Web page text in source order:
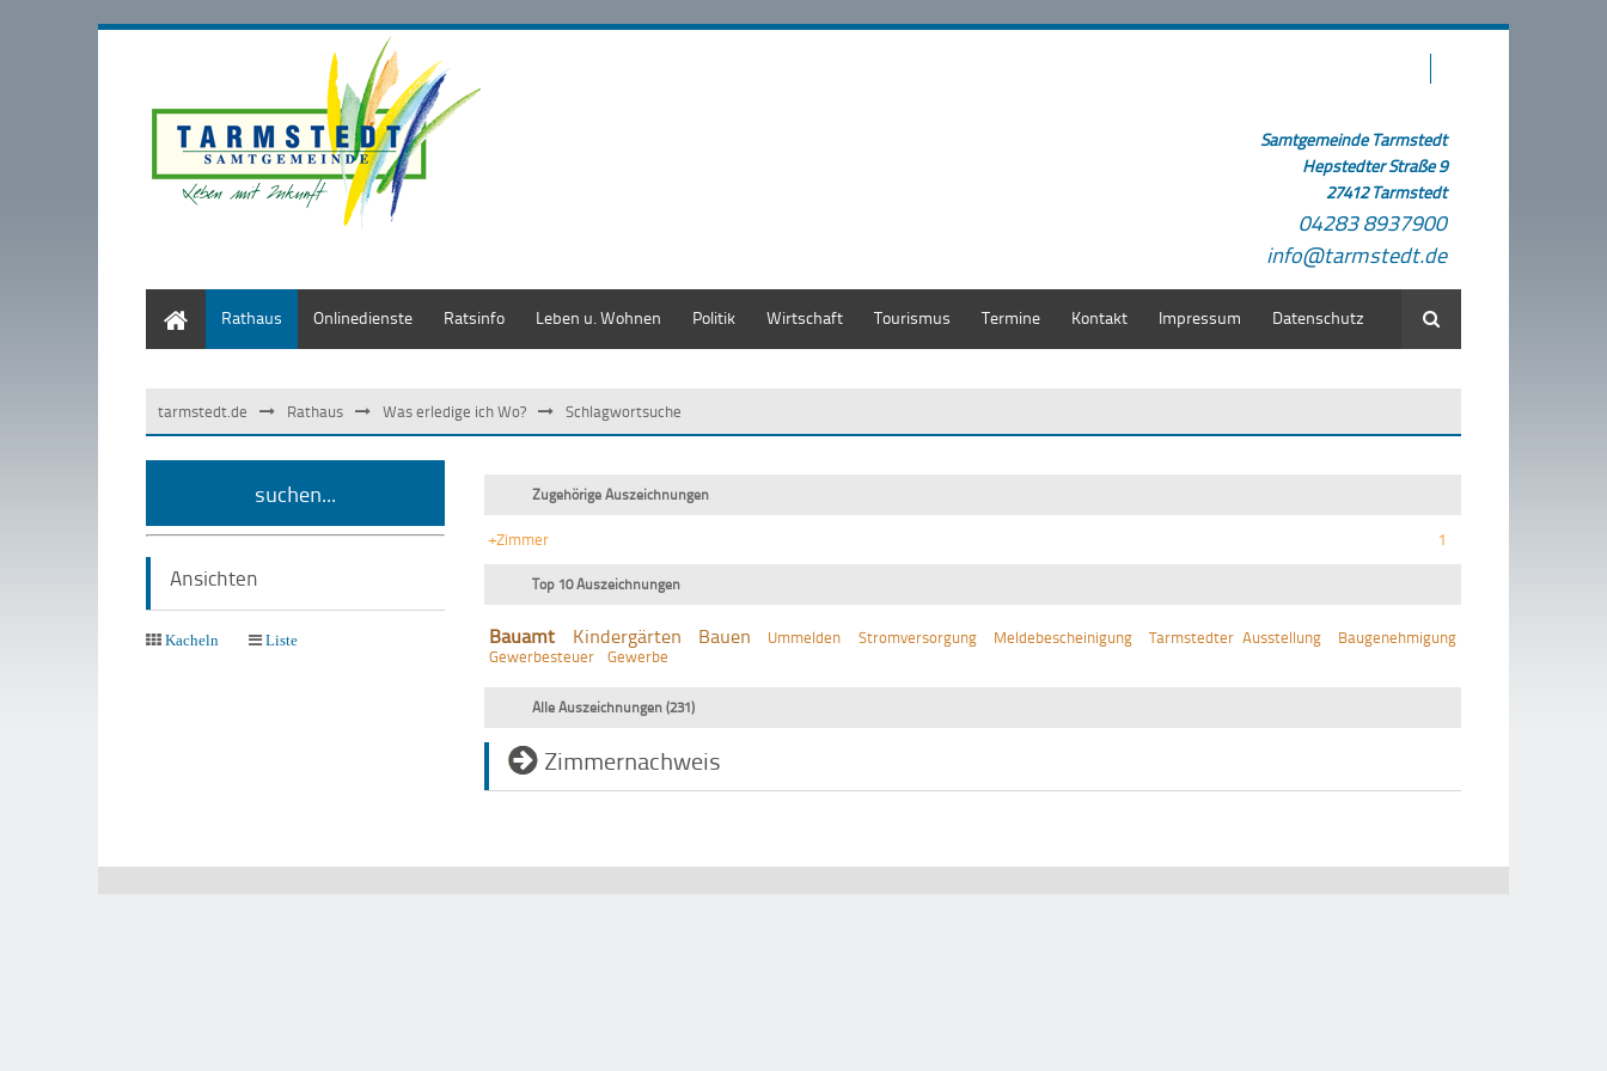
Samtgemeinde Tarmstedt
Hepstedter Straße 9
27412 Tarmstedt
04283 8937900
info@tarmstedt.de
Rathaus Onlinedienste Ratsinfo Leben u. Wohnen Politik Wirtschaft Tourismus Termine Kontakt Impressum Datenschutz Suche
tarmstedt.de Rathaus Was erledige ich Wo? Schlagwortsuche
suchen...
Ansichten
Kacheln Liste
Zugehörige Auszeichnungen
+Zimmer 1
Top 10 Auszeichnungen
Bauamt Kindergärten Bauen Ummelden Stromversorgung Meldebescheinigung Tarmstedter Ausstellung
Baugenehmigung
Gewerbesteuer
Gewerbe
Alle Auszeichnungen (231)
Zimmernachweis